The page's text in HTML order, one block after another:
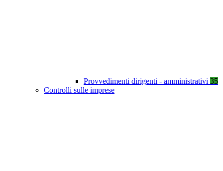
Provvedimenti dirigenti - amministrativi 35
Controlli sulle imprese